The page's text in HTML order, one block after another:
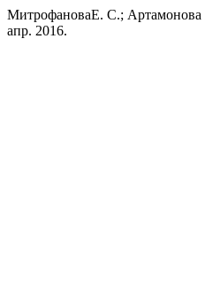
МитрофановаЕ. С.;
апр. 2016.